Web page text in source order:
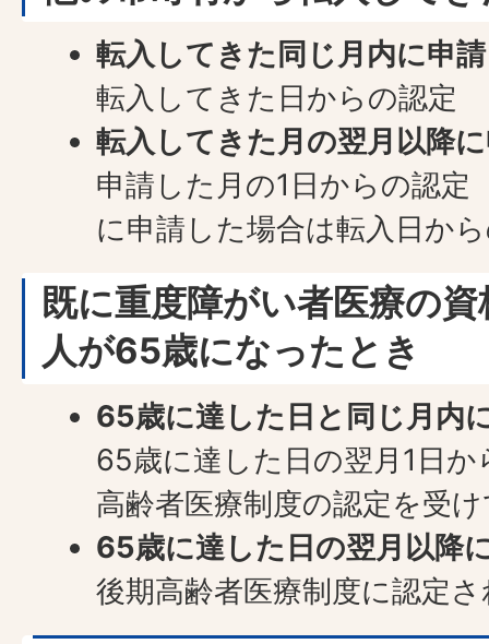
転入してきた同じ月内に申
転入してきた日からの認定
転入してきた月の翌月以降
申請した月の1日からの認定
に申請した場合は転入日か
既に重度障がい者医療の
人が65歳になったとき
65歳に達した日と同じ月内
65歳に達した日の翌月1日
高齢者医療制度の認定を受
65歳に達した日の翌月以降
後期高齢者医療制度に認定